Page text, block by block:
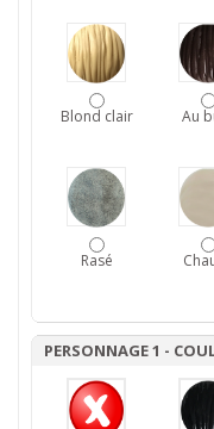
Blond clair Au
Rasé
PERSONNAGE 1 -